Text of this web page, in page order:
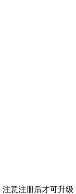
意注册后才可升级